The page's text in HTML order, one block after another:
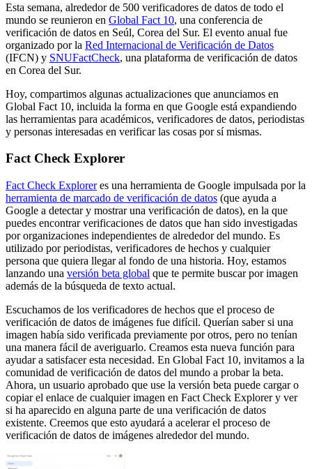
Esta semana, alrededor de 500 verificadores de datos de todo el
mundo se reunieron en Global Fact 10, una conferencia de
verificación de datos en Seúl, Corea del Sur. El evento anual fue
organizado por la Red Internacional de Verificación de Datos
(IFCN) y SNUFactCheck, una plataforma de verificación de datos
en Corea del Sur.
Hoy, compartimos algunas actualizaciones que anunciamos en
Global Fact 10, incluida la forma en que Google está expandiendo
las herramientas para académicos, verificadores de datos, periodistas
y personas interesadas en verificar las cosas por sí mismas.
Fact Check Explorer
Fact Check Exploreres una herramienta de Google impulsada por la
herramienta de marcado de verificación de datos (que ayuda a
Google a detectar y mostrar una verificación de datos), en la que
puedes encontrar verificaciones de datos que han sido investigadas
por organizaciones independientes de alrededor del mundo. Es
utilizado por periodistas, verificadores de hechos y cualquier
persona que quiera llegar al fondo de una historia. Hoy, estamos
lanzando una versión beta global que te permite buscar por imagen
además de la búsqueda de texto actual.
Escuchamos de los verificadores de hechos que el proceso de
verificación de datos de imágenes fue difícil. Querían saber si una
imagen había sido verificada previamente por otros, pero no tenían
una manera fácil de averiguarlo. Creamos esta nueva función para
ayudar a satisfacer esta necesidad. En Global Fact 10, invitamos a la
comunidad de verificación de datos del mundo a probar la beta.
Ahora, un usuario aprobado que use la versión beta puede cargar o
copiar el enlace de cualquier imagen en Fact Check Explorer y ver
si ha aparecido en alguna parte de una verificación de datos
existente. Creemos que esto ayudará a acelerar el proceso de
verificación de datos de imágenes alrededor del mundo.